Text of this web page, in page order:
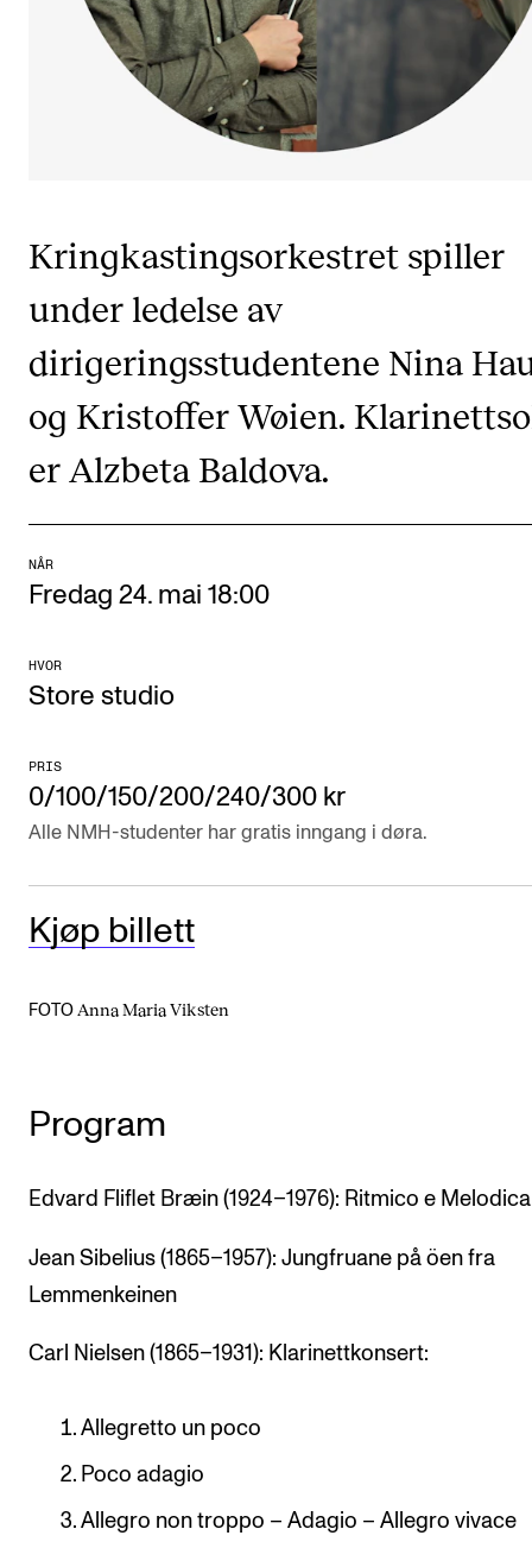
CREMAH
Utveksling
Internasjonal strategi
Samarbeidsprosjekter
IN.TUNE
AKTUELT
Arrangementer og konserter
Nyheter og historier
Kontakt oss
Kringkastingsorkestret spiller
under ledelse av
dirigeringsstudentene Nina
og Kristoffer Wøien.
er Alzbeta Baldova.
NÅR
Fredag 24. mai 18:00
HVOR
Store studio
PRIS
0/100/150/200/240/300 kr
Alle NMH-studenter har gratis inngang i døra.
Kjøp billett
FOTO Anna Maria Viksten
Program
Edvard Fliflet Bræin (1924–1976): Ritmico e Melodica
Jean Sibelius (1865–1957): Jungfruane på öen fra
Lemmenkeinen
Carl Nielsen (1865–1931): Klarinettkonsert:
Allegretto un poco
Poco adagio
Allegro non troppo – Adagio – Allegro vivace